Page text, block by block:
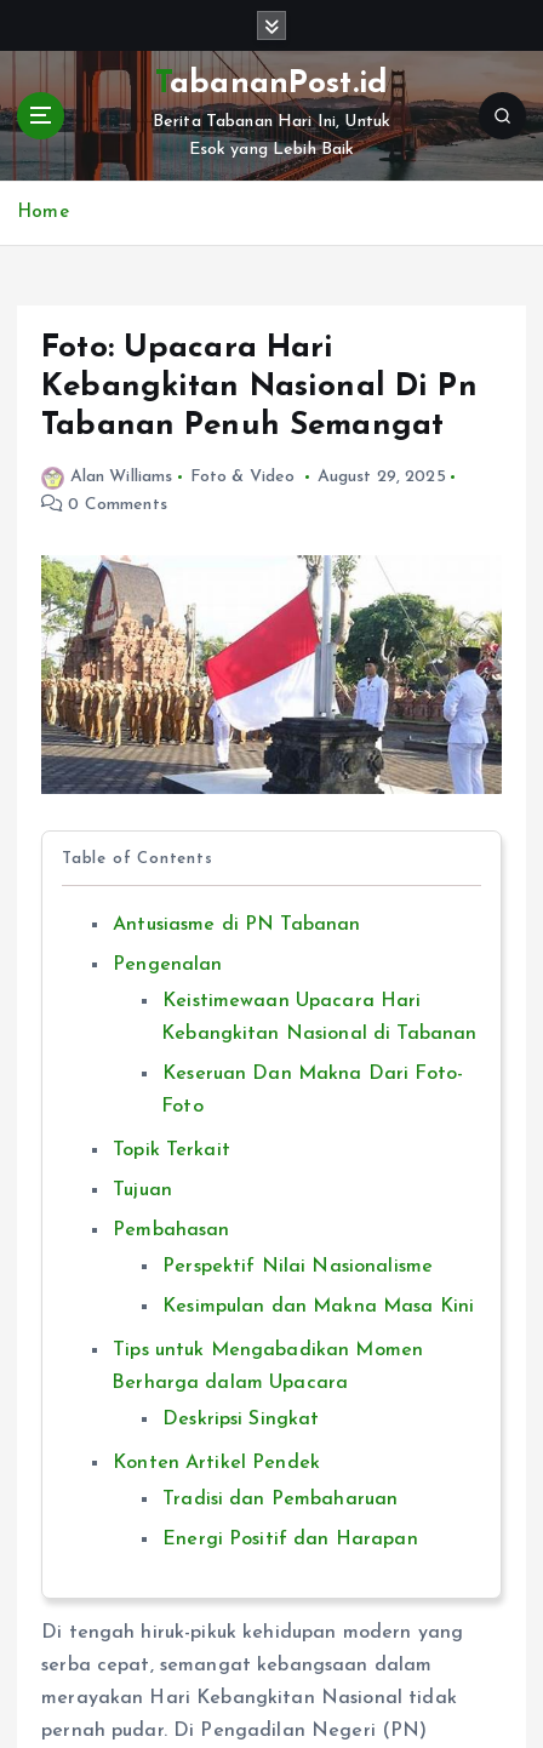
t
c
TabananPost.id
Berita Tabanan Hari Ini, Untuk
Esok yang Lebih Baik
Home
Foto: Upacara Hari
Kebangkitan Nasional Di Pn
Tabanan Penuh Semangat
Alan Williams Foto & Video
August 29, 2025
0 Comments
Table of Contents
Antusiasme di PN Tabanan
Pengenalan
Keistimewaan Upacara Hari
Kebangkitan Nasional di Tabanan
Keseruan Dan Makna Dari Foto-
Foto
Topik Terkait
Tujuan
Pembahasan
Perspektif Nilai Nasionalisme
Kesimpulan dan Makna Masa Kini
Tips untuk Mengabadikan Momen
Berharga dalam Upacara
Deskripsi Singkat
Konten Artikel Pendek
Tradisi dan Pembaharuan
Energi Positif dan Harapan
Di tengah hiruk-pikuk kehidupan modern yang
serba cepat, semangat kebangsaan dalam
merayakan Hari Kebangkitan Nasional tidak
pernah pudar. Di Pengadilan Negeri (PN)